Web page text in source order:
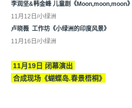
李润坚&韩金峰 儿童剧《Moon,moon,moon》
11月12日/小绿洲
卢晓薇 工作坊《小绿洲的印度风景》
11月16日/小绿洲
11月19日 闭幕演出
合成现场《蝴蝶岛.春景梧桐》